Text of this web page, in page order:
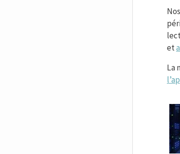
et
La